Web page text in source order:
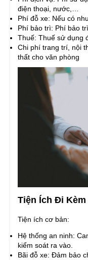
điện thoại, nước,…
Phí đỗ xe: Nếu có
Phí bảo trì: Phí bảo
Thuế: Thuế sử dụng
Chi phí trang trí, nội
thất cho văn phòng
Tiện Ích Đi Kèm
Tiện ích cơ bản:
Hệ thống an ninh:
kiểm soát ra vào.
Bãi đỗ xe: Đảm bảo